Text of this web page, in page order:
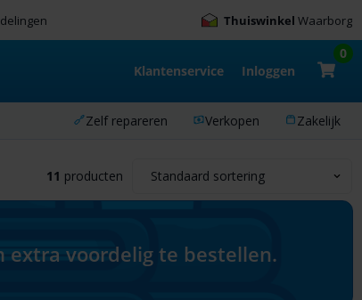
Thuiswinkel Waarborg
Klantenservice Inloggen
0
Zelf repareren Verkopen Zakelijk
11 producten
extra voordelig te bestellen.